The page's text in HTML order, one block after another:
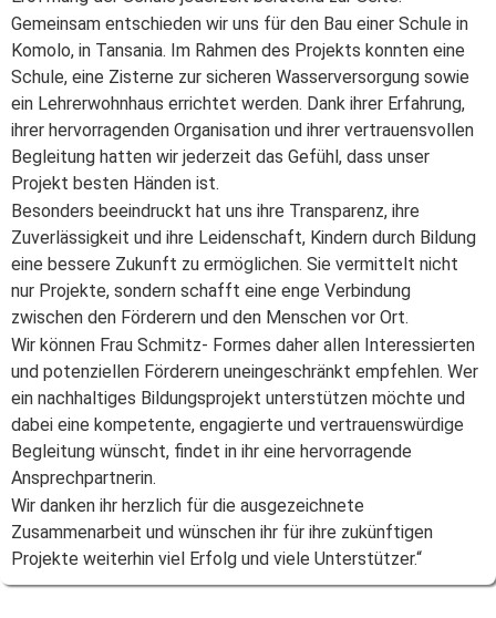
Gemeinsam entschieden wir uns für den Bau einer Schule in
Komolo, in Tansania. Im Rahmen des Projekts konnten eine
Schule, eine Zisterne zur sicheren Wasserversorgung sowie
ein Lehrerwohnhaus errichtet werden. Dank ihrer Erfahrung,
ihrer hervorragenden Organisation und ihrer vertrauensvollen
Begleitung hatten wir jederzeit das Gefühl, dass unser
Projekt besten Händen ist.
Besonders beeindruckt hat uns ihre Transparenz, ihre
Zuverlässigkeit und ihre Leidenschaft, Kindern durch Bildung
eine bessere Zukunft zu ermöglichen. Sie vermittelt nicht
nur Projekte, sondern schafft eine enge Verbindung
zwischen den Förderern und den Menschen vor Ort.
Wir können Frau Schmitz- Formes daher allen Interessierten
und potenziellen Förderern uneingeschränkt empfehlen. Wer
ein nachhaltiges Bildungsprojekt unterstützen möchte und
dabei eine kompetente, engagierte und vertrauenswürdige
Begleitung wünscht, findet in ihr eine hervorragende
Ansprechpartnerin.
Wir danken ihr herzlich für die ausgezeichnete
Zusammenarbeit und wünschen ihr für ihre zukünftigen
Projekte weiterhin viel Erfolg und viele Unterstützer.“